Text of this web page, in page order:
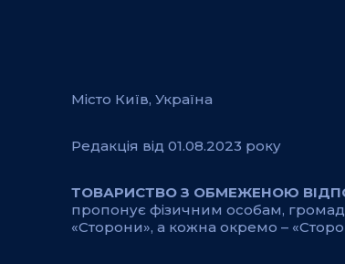
Місто Київ, Україна
Редакція від 01.08.2023 року
ТОВАРИСТВО З ОБМЕЖЕНОЮ
пропонує фізичним особам,
«Сторони», а кожна окремо –